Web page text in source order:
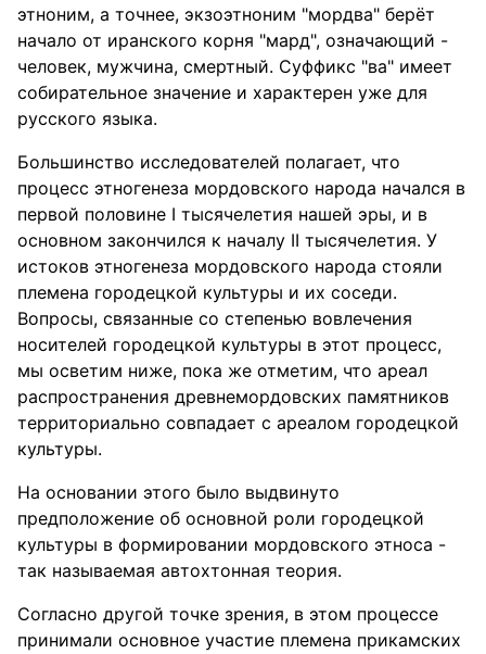
этноним, а точнее, экзоэтноним "мордва" берёт
начало от иранского корня "мард", означающий -
человек, мужчина, смертный. Суффикс "ва" имеет
собирательное значение и характерен уже для
русского языка.
Большинство исследователей полагает, что
процесс этногенеза мордовского народа начался в
первой половине I тысячелетия нашей эры, и в
основном закончился к началу II тысячелетия. У
истоков этногенеза мордовского народа стояли
племена городецкой культуры и их соседи.
Вопросы, связанные со степенью вовлечения
носителей городецкой культуры в этот процесс,
мы осветим ниже, пока же отметим, что ареал
распространения древнемордовских памятников
территориально совпадает с ареалом городецкой
культуры.
На основании этого было выдвинуто
предположение об основной роли городецкой
культуры в формировании мордовского этноса -
так называемая автохтонная теория.
Согласно другой точке зрения, в этом процессе
принимали основное участие племена прикамских